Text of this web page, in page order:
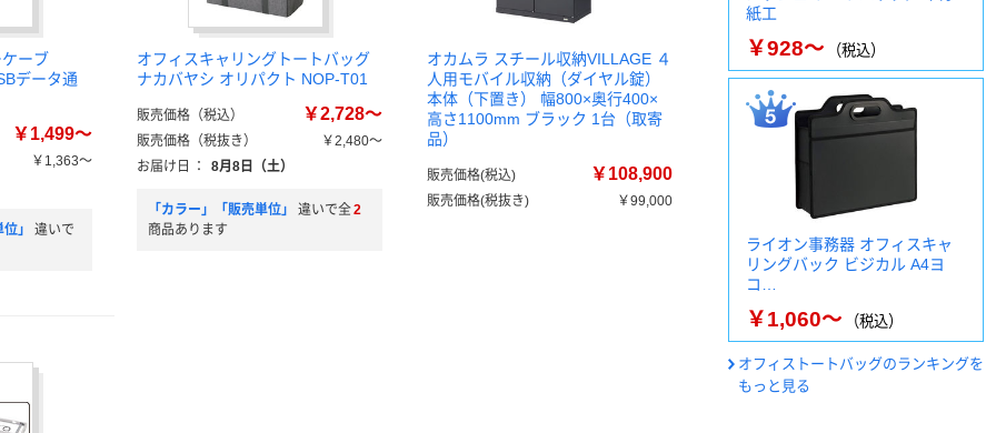
ーブ
データ通
￥1,499～
￥1,363～
」
違いで
オフィスキャリングトートバッグ
ナカバヤシ オリパクト NOP-T01
販売価格（税込） ￥2,728～
販売価格（税抜き）
￥2,480～
お届け日
： 8月8日（土）
「カラー」「販売単位」 違いで全2
商品あります
オカムラ スチール収納VILLAGE ４
人用モバイル収納（ダイヤル錠）
本体（下置き） 幅800×奥行400×
高さ1100mm ブラック 1台（取寄
品）
販売価格(税込) ￥108,900
販売価格(税抜き) ￥99,000
紙工
￥928～ （税込）
ライオン事務器 オフィスキャ
リングバック ビジカル A4ヨ
コ…
￥1,060～ （税込）
オフィストートバッグのランキングを
もっと見る